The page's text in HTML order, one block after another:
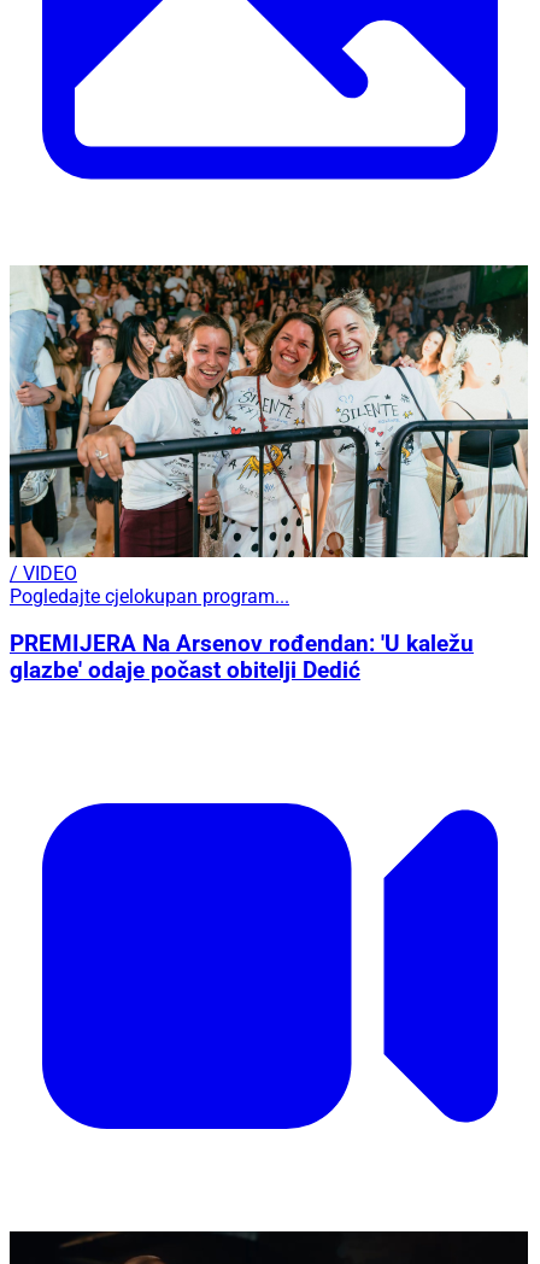
/ VIDEO
Pogledajte cjelokupan program...
PREMIJERA Na Arsenov rođendan: 'U kaležu
glazbe' odaje počast obitelji Dedić